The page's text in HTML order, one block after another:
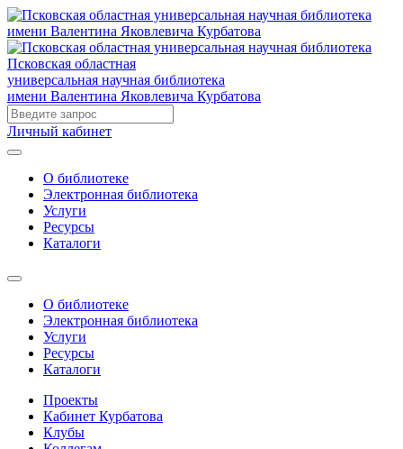
Псковская областная
универсальная научная библиотека
имени Валентина Яковлевича Курбатова
Личный кабинет
О библиотеке
Электронная библиотека
Услуги
Ресурсы
Каталоги
О библиотеке
Электронная библиотека
Услуги
Ресурсы
Каталоги
Проекты
Кабинет Курбатова
Клубы